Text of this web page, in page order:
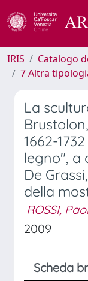
IRIS
Catalogo
7 Altra
La
1662-
legno", a
De
della
ROSSI,
2009
Scheda